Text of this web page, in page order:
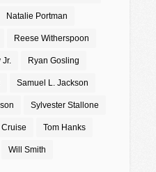
Natalie Portman
Reese Witherspoon
Jr. Ryan Gosling
Samuel L. Jackson
Sylvester Stallone
Cruise Tom Hanks
Will Smith